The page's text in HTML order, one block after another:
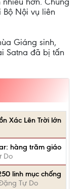
Nội vụ liên
Giáng sinh,
Satna đã bị tấn
Xác Lên Trời lớn
hàng trăm giáo
Do
linh mục chống
Tự Do